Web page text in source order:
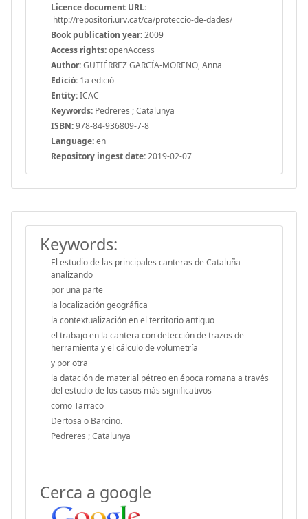
Licence document URL:
http://repositori.urv.cat/ca/proteccio-de-dades/
Book publication year:2009
Access rights:openAccess
Author:GUTIÉRREZ GARCÍA-MORENO, Anna
Edició: 1a edició
Entity:ICAC
Keywords: Pedreres ; Catalunya
ISBN:978-84-936809-7-8
Language:en
Repository ingest date:2019-02-07
Keywords:
El estudio de las principales canteras de Cataluña
analizando
por una parte
la localización geográfica
la contextualización en el territorio antiguo
el trabajo en la cantera con detección de trazos de
herramienta y el cálculo de volumetría
y por otra
la datación de material pétreo en época romana a través
del estudio de los casos más significativos
como Tarraco
Dertosa o Barcino.
Pedreres ; Catalunya
Cerca a google